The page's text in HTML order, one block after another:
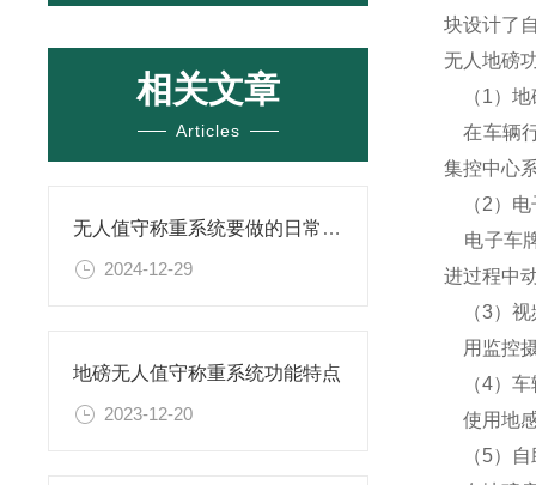
相关文章
Articles
无人值守称重系统要做的日常维护
2024-12-29
地磅无人值守称重系统功能特点
2023-12-20
块设计了
无人地磅
（1）地
在车辆
集控中心
（2）电
电子车
进过程中
（3）视
用监控
（4）车
使用地
（5）自